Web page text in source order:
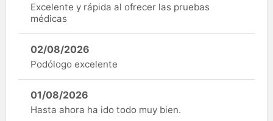
Excelente y rápida al ofrecer las pruebas
médicas
02/08/2026
Podólogo excelente
01/08/2026
Hasta ahora ha ido todo muy bien.